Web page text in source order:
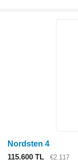
Nordsten 4
115.600 TL
€2.117